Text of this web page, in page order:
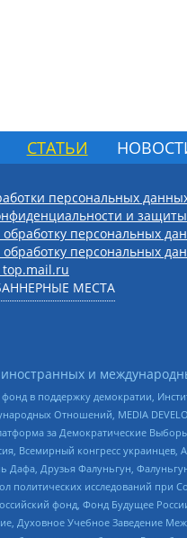
СТАТЬИ
персональных
и
обработку персональных
обработку персональных
top.mail.ru
МЕСТА
и
в поддержку демократии,
Отношений, MEDIA
за Демократические
Всемирный конгресс украинцев,
Дафа, Друзья Фалуньгун,
политических исследований при
фонд, Фонд Будущее
Духовное Учебное Заведение